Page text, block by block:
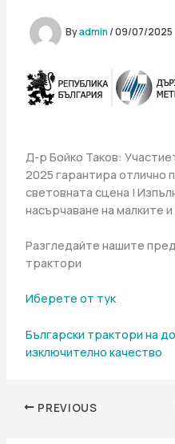
Byadmin/09/07/2025
Д-р Бойко Таков:
2025 гарантира отлично
световната сцена |
насърчаване на малките
Разгледайте нашите
трактори
Иберете от тук
Български трактори на
изключително качество
PREVIOUS